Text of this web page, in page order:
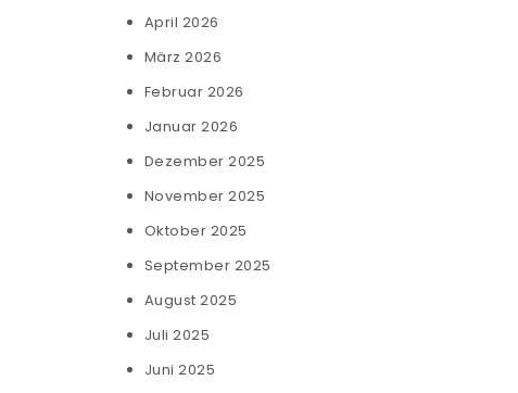
April 2026
März 2026
Februar 2026
Januar 2026
Dezember 2025
November 2025
Oktober 2025
September 2025
August 2025
Juli 2025
Juni 2025